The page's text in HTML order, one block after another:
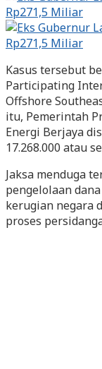
Kasus tersebut
Participating
Offshore
itu, Pemerintah
Energi Berjaya
17.268.000 atau
Jaksa menduga
pengelolaan
kerugian negara
proses